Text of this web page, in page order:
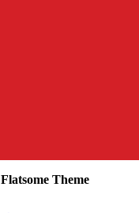
Flatsome Theme